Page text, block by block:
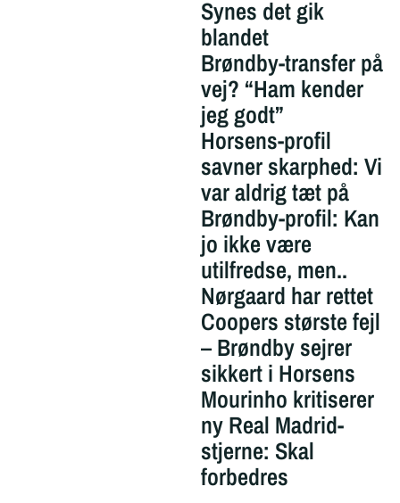
Synes det gik
blandet
Brøndby-transfer på
vej? “Ham kender
jeg godt”
Horsens-profil
savner skarphed: Vi
var aldrig tæt på
Brøndby-profil: Kan
jo ikke være
utilfredse, men..
Nørgaard har rettet
Coopers største fejl
– Brøndby sejrer
sikkert i Horsens
Mourinho kritiserer
ny Real Madrid-
stjerne: Skal
forbedres